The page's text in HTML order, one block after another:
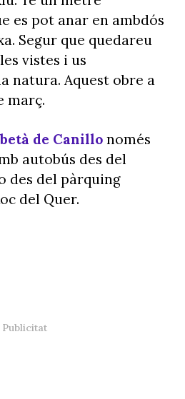
es pot anar en ambdós
Segur que quedareu
vistes i us
natura. Aquest obre a
març.
de Canillonomés
autobús des del
des del pàrquing
del Quer.